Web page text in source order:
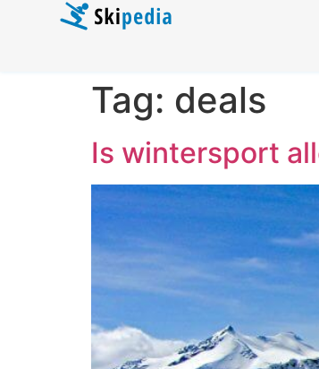
Tag: deals
Is wintersport